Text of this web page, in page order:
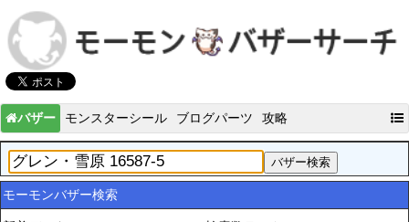
バザー モンスターシール ブログパーツ 攻略
モーモンバザー検索